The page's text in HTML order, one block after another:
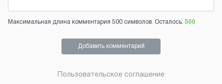
Максимальная длина комментария 500 символов. Осталось: 500
Добавить комментарий
Пользовательское соглашение